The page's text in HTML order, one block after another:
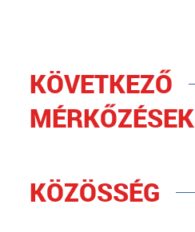
KÖVETKEZŐ
MÉRKŐZÉSEK
KÖZÖSSÉG